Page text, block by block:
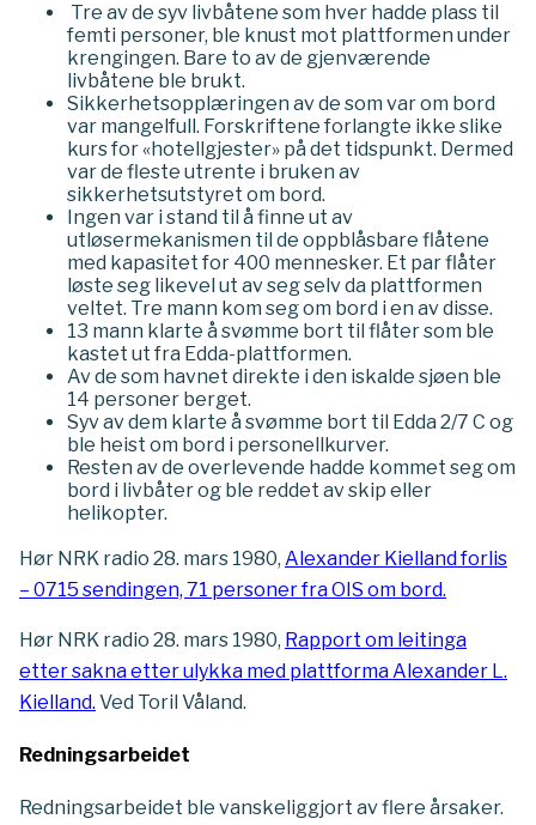
Tre av de syv livbåtene som hver hadde plass til
femti personer, ble knust mot plattformen under
krengingen. Bare to av de gjenværende
livbåtene ble brukt.
Sikkerhetsopplæringen av de som var om bord
var mangelfull. Forskriftene forlangte ikke slike
kurs for «hotellgjester» på det tidspunkt. Dermed
var de fleste utrente i bruken av
sikkerhetsutstyret om bord.
Ingen var i stand til å finne ut av
utløsermekanismen til de oppblåsbare flåtene
med kapasitet for 400 mennesker. Et par flåter
løste seg likevel ut av seg selv da plattformen
veltet. Tre mann kom seg om bord i en av disse.
13 mann klarte å svømme bort til flåter som ble
kastet ut fra Edda-plattformen.
Av de som havnet direkte i den iskalde sjøen ble
14 personer berget.
Syv av dem klarte å svømme bort til Edda 2/7 C og
ble heist om bord i personellkurver.
Resten av de overlevende hadde kommet seg om
bord i livbåter og ble reddet av skip eller
helikopter.
Hør NRK radio 28. mars 1980, Alexander Kielland forlis
– 0715 sendingen, 71 personer fra OIS om bord.
Hør NRK radio 28. mars 1980, Rapport om leitinga
etter sakna etter ulykka med plattforma Alexander L.
Kielland. Ved Toril Våland.
Redningsarbeidet
Redningsarbeidet ble vanskeliggjort av flere årsaker.